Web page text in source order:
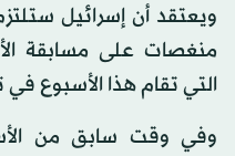
ويعتقد أن إسرائيل
منغصات على مسابقة
التي تقام هذا الأسبوع
وفي وقت سابق من